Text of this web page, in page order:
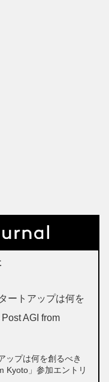
ップは何を創るべき
Kyoto」参加エントリ